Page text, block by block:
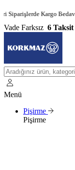
Kargo Bedava •
Vade Farksız 6 Taksit
Menü
Pişirme
Pişirme